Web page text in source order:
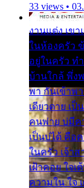
33 views •
งานแต่ง เข
ในห้องครัว
อยู่ในครัว ท
บ้านใกล้ พึ่ง
พา กันเข้าพ
เดียวดาย เป็
คนพ่าย บ่มีคว
เป็นบ่ได้ คือ
ในครัว เจ้าส
เฝ้าคอย ใจเ
ความใน ใจ